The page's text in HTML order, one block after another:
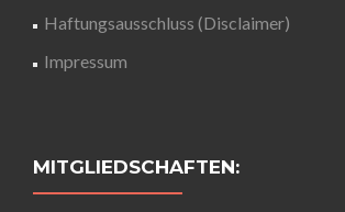
Haftungsausschluss (Disclaimer)
Impressum
MITGLIEDSCHAFTEN: